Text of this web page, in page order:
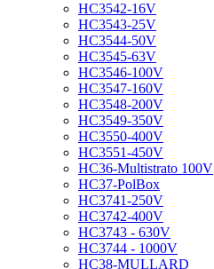
HC3542-16V
HC3543-25V
HC3544-50V
HC3545-63V
HC3546-100V
HC3547-160V
HC3548-200V
HC3549-350V
HC3550-400V
HC3551-450V
HC36-Multistrato 100V
HC37-PolBox
HC3741-250V
HC3742-400V
HC3743 - 630V
HC3744 - 1000V
HC38-MULLARD